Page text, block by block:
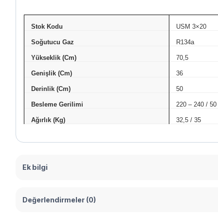
Stok Kodu USM 3×20
Soğutucu Gaz R134a
Yükseklik (Cm) 70,5
Genişlik (Cm) 36
Derinlik (Cm) 50
Besleme Gerilimi 220 – 240 /
Ağırlık (Kg) 32,5 / 35
Ek bilgi
Değerlendirmeler (0)